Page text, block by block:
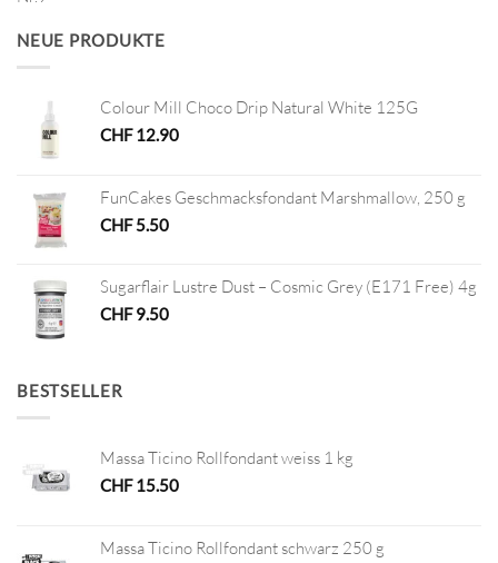
NEUE PRODUKTE
Colour Mill Choco Drip Natural White 125G
CHF12.90
FunCakes Geschmacksfondant Marshmallow, 250 g
CHF5.50
Sugarflair Lustre Dust – Cosmic Grey (E171 Free) 4g
CHF9.50
BESTSELLER
Massa Ticino Rollfondant weiss 1 kg
CHF15.50
Massa Ticino Rollfondant schwarz 250 g